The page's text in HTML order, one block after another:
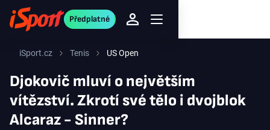
Předplatné
iSport.cz Tenis US Open
Djokovič mluví o největším
vítězství. Zkrotí své tělo i dvojblok
Alcaraz - Sinner?